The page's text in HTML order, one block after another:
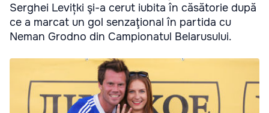
Serghei Levițki şi-a cerut iubita în căsătorie după
ce a marcat un gol senzaţional în partida cu
Neman Grodno din Campionatul Belarusului.